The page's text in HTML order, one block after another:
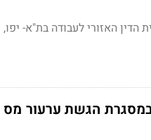
אבבה יצחק נ' א.א מוקד 101 בע"מ, בבית הדין האזורי לעבודה בת"א-
הגשת ערעור מס